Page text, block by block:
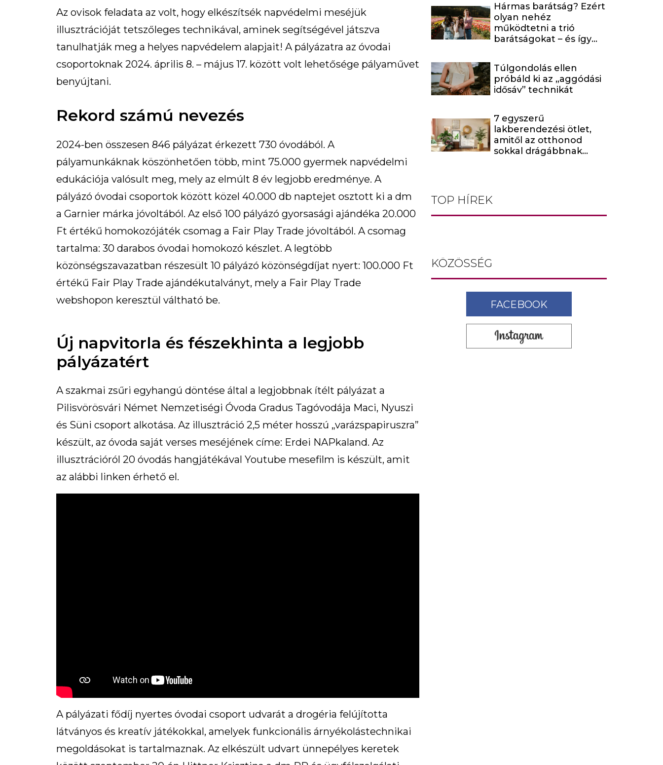
Az ovisok feladata az volt, hogy elkészítsék napvédelmi meséjük
illusztrációját tetszőleges technikával, aminek segítségével játszva
tanulhatják meg a helyes napvédelem alapjait! A pályázatra az óvodai
csoportoknak 2024. április 8. – május 17. között volt lehetősége pályaművet
benyújtani.
Rekord számú nevezés
2024-ben összesen 846 pályázat érkezett 730 óvodából. A
pályamunkáknak köszönhetően több, mint 75.000 gyermek napvédelmi
edukációja valósult meg, mely az elmúlt 8 év legjobb eredménye. A
pályázó óvodai csoportok között közel 40.000 db naptejet osztott ki a dm
a Garnier márka jóvoltából. Az első 100 pályázó gyorsasági ajándéka 20.000
Ft értékű homokozójáték csomag a Fair Play Trade jóvoltából. A csomag
tartalma: 30 darabos óvodai homokozó készlet. A legtöbb
közönségszavazatban részesült 10 pályázó közönségdíjat nyert: 100.000 Ft
értékű Fair Play Trade ajándékutalványt, mely a Fair Play Trade
webshopon keresztül váltható be.
Új napvitorla és fészekhinta a legjobb
pályázatért
A szakmai zsűri egyhangú döntése által a legjobbnak ítélt pályázat a
Pilisvörösvári Német Nemzetiségi Óvoda Gradus Tagóvodája Maci, Nyuszi
és Süni csoport alkotása. Az illusztráció 2,5 méter hosszú „varázspapiruszra”
készült, az óvoda saját verses meséjének címe: Erdei NAPkaland. Az
illusztrációról 20 óvodás hangjátékával Youtube mesefilm is készült, amit
az alábbi linken érhető el.
A pályázati fődíj nyertes óvodai csoport udvarát a drogéria felújította
látványos és kreatív játékokkal, amelyek funkcionális árnyékolástechnikai
megoldásokat is tartalmaznak. Az elkészült udvart ünnepélyes keretek
Hármas barátság? Ezért
olyan nehéz
működtetni a trió
barátságokat – és így
Túlgondolás ellen
próbáld ki az „aggódási
idősáv” technikát
7 egyszerű
lakberendezési ötlet,
amitől az otthonod
sokkal drágábbnak
TOP HÍREK
KÖZÖSSÉG
FACEBOOK